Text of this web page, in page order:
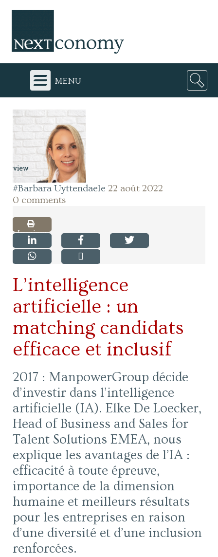
menu
#Barbara Uyttendaele 22 août 2022
0 comments
Imprimer
L’intelligence
artificielle : un
matching candidats
efficace et inclusif
2017 : ManpowerGroup décide
d’investir dans l’intelligence
artificielle (IA). Elke De Loecker,
Head of Business and Sales for
Talent Solutions EMEA, nous
explique les avantages de l’IA :
efficacité à toute épreuve,
importance de la dimension
humaine et meilleurs résultats
pour les entreprises en raison
d’une diversité et d’une inclusion
renforcées.